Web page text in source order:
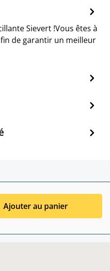
Sievert !Vous êtes à
de garantir un meilleur
Ajouter au panier